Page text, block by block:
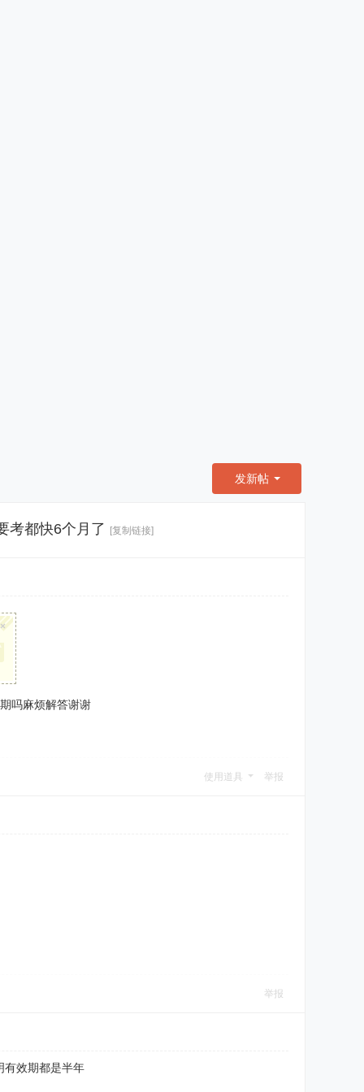
发新帖
考都快6个月了 [复制链接]
×
吗麻烦解答谢谢
使用道具 举报
举报
有效期都是半年